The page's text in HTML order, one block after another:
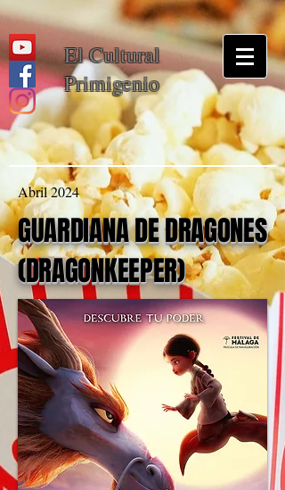
El Cultural
Primigenio
Abril 2024
GUARDIANA DE DRAGONES
(DRAGONKEEPER)